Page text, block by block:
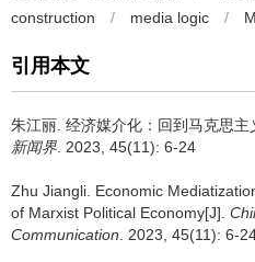
construction
/ media logic /
引用本文
朱江丽 经济媒介化：回到马克思主
新闻界 . 2023, 45(11): 6-24
Zhu Jiangli Economic
of Marxist Political Economy[J].
Communication . 2023, 45(11): 6-